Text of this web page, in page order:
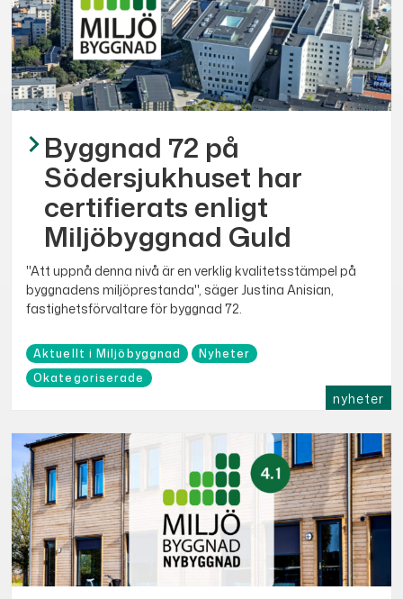
nyheter
Byggnad 72 på
Södersjukhuset har
certifierats enligt
Miljöbyggnad Guld
"Att uppnå denna nivå är en verklig kvalitetsstämpel på
byggnadens miljöprestanda", säger Justina Anisian,
fastighetsförvaltare för byggnad 72.
Aktuellt i Miljöbyggnad
Nyheter
Okategoriserade